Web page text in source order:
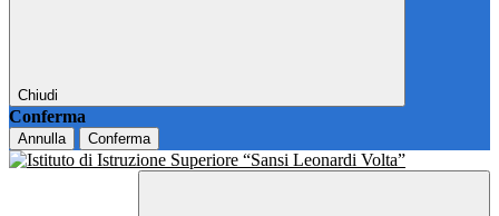
Chiudi
Conferma
Annulla Conferma